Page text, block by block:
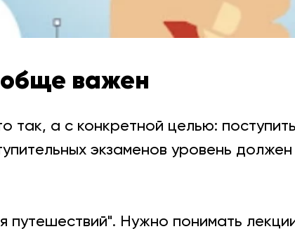
важен
так, а с конкретной целью:
экзаменов уровень
путешествий". Нужно понимать